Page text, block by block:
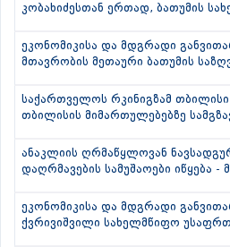
კობახიძესთან ერთად, ბათუმის
ეკონომიკისა და მდგრადი
მთავრობის მეთაური ბათუმის
საქართველოს რკინიგზამ
თბილისის მიმართულებებზე
ანაკლიის ღრმაწყლოვან
დაღრმავების სამუშაოები იწყება -
ეკონომიკისა და მდგრადი
ქვრივიშვილი სახელმწიფო უსაფრთ